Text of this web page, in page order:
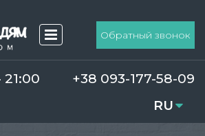
Обратный звонок
+38 093-177-58-09
RU
UA